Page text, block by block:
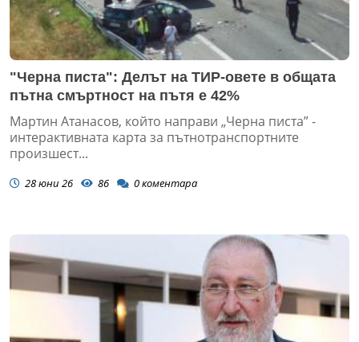
"Черна писта": Делът на ТИР-овете в общата
пътна смъртност на пътя е 42%
Мартин Атанасов, който направи „Черна писта” -
интерактивната карта за пътнотранспортните
произшест...
28 юни 26 86 0коментара